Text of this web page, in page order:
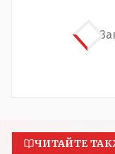
ЧИТАЙТЕ